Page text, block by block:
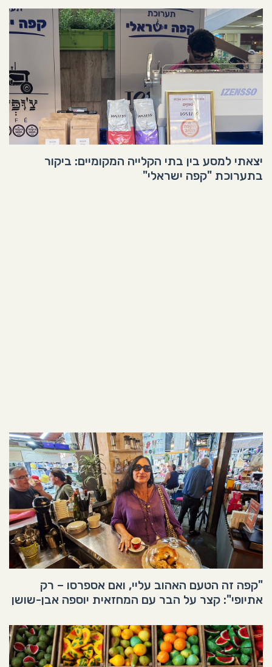
יצאתי למסע בין בתי הקלייה המקומיים: ביקור
בתערוכת "קפה ישראלי"
"קפה זה הטעם האהוב עליי, ואם אספרסו – רק
אתיופי": קצר על הבר עם המחזאית יוספה אבן-שושן